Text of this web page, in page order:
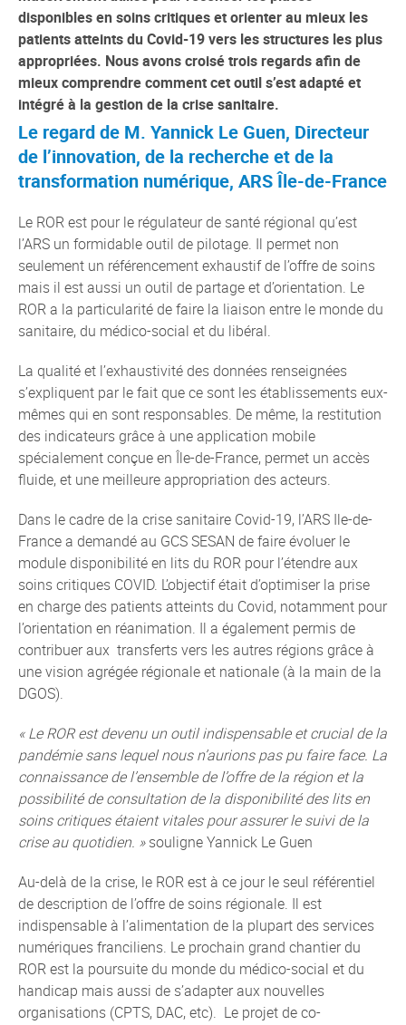
disponibles en soins critiques et orienter au mieux les
patients atteints du Covid-19 vers les structures les plus
appropriées. Nous avons croisé trois regards afin de
mieux comprendre comment cet outil s’est adapté et
intégré à la gestion de la crise sanitaire.
Le regard de M. Yannick Le Guen, Directeur
de l’innovation, de la recherche et de la
transformation numérique, ARS Île-de-France
Le ROR est pour le régulateur de santé régional qu’est
l’ARS un formidable outil de pilotage. Il permet non
seulement un référencement exhaustif de l’offre de soins
mais il est aussi un outil de partage et d’orientation. Le
ROR a la particularité de faire la liaison entre le monde du
sanitaire, du médico-social et du libéral.
La qualité et l’exhaustivité des données renseignées
s’expliquent par le fait que ce sont les établissements eux-
mêmes qui en sont responsables. De même, la restitution
des indicateurs grâce à une application mobile
spécialement conçue en Île-de-France, permet un accès
fluide, et une meilleure appropriation des acteurs.
Dans le cadre de la crise sanitaire Covid-19, l’ARS Ile-de-
France a demandé au GCS SESAN de faire évoluer le
module disponibilité en lits du ROR pour l’étendre aux
soins critiques COVID. L’objectif était d’optimiser la prise
en charge des patients atteints du Covid, notamment pour
l’orientation en réanimation. Il a également permis de
contribuer aux transferts vers les autres régions grâce à
une vision agrégée régionale et nationale (à la main de la
DGOS).
« Le ROR est devenu un outil indispensable et crucial de la
pandémie sans lequel nous n’aurions pas pu faire face. La
connaissance de l’ensemble de l’offre de la région et la
possibilité de consultation de la disponibilité des lits en
soins critiques étaient vitales pour assurer le suivi de la
crise au quotidien. »souligne Yannick Le Guen
Au-delà de la crise, le ROR est à ce jour le seul référentiel
de description de l’offre de soins régionale. Il est
indispensable à l’alimentation de la plupart des services
numériques franciliens. Le prochain grand chantier du
ROR est la poursuite du monde du médico-social et du
handicap mais aussi de s’adapter aux nouvelles
organisations (CPTS, DAC, etc). Le projet de co-